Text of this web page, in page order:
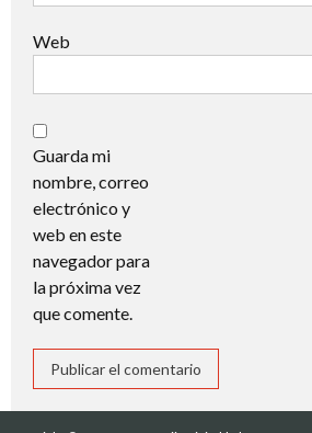
Web
Guarda mi
nombre, correo
electrónico y
web en este
navegador para
la próxima vez
que comente.